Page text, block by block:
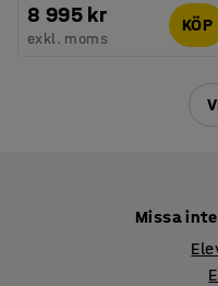
8 995 kr
exkl. moms
KÖP
Missa